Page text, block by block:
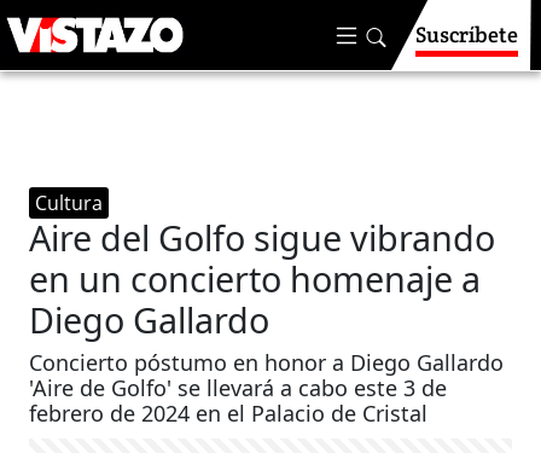
Suscríbete
Cultura
Aire del Golfo sigue vibrando
en un concierto homenaje a
Diego Gallardo
Concierto póstumo en honor a Diego Gallardo
'Aire de Golfo' se llevará a cabo este 3 de
febrero de 2024 en el Palacio de Cristal